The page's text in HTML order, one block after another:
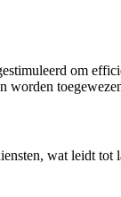
om
worden
wat leidt